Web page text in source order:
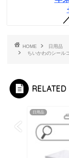
HOME
日用品
ちいかわのシール
日用品